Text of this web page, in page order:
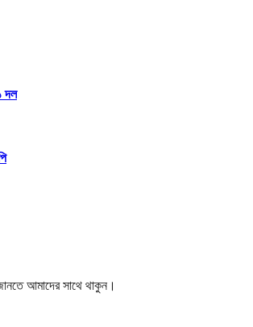
দল
আমাদের সাথে থাকুন।